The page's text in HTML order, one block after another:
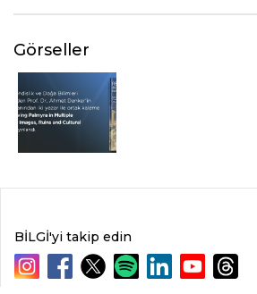
Görseller
BİLGİ'yi takip edin